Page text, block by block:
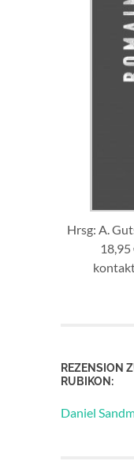
Hrsg: A.
18,95
REZENSION
RUBIKON:
Daniel